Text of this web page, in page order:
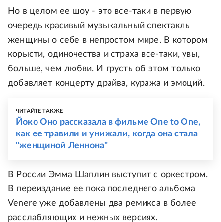
Но в целом ее шоу - это все-таки в первую
очередь красивый музыкальный спектакль
женщины о себе в непростом мире. В котором
корысти, одиночества и страха все-таки, увы,
больше, чем любви. И грусть об этом только
добавляет концерту драйва, куража и эмоций.
ЧИТАЙТЕ ТАКЖЕ
Йоко Оно рассказала в фильме One to One,
как ее травили и унижали, когда она стала
"женщиной Леннона"
В России Эмма Шаплин выступит с оркестром.
В переиздание ее пока последнего альбома
Venere уже добавлены два ремикса в более
расслабляющих и нежных версиях.